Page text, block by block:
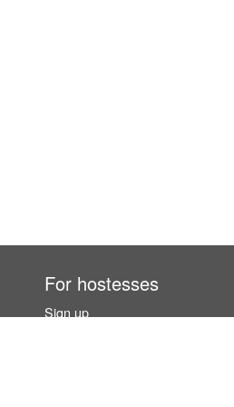
For hostesses
Sign up